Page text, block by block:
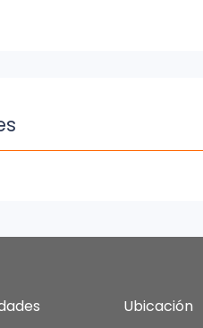
Ubicación